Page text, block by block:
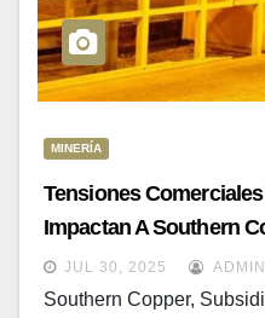
MINERÍA
Tensiones
Impactan A Southern
Cobre
JUL 30, 2025 ADMIN
Southern Copper,